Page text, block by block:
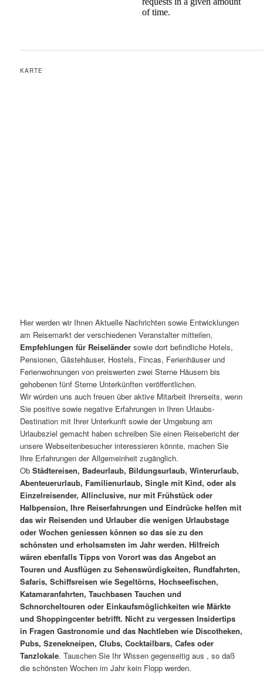
KARTE
Hier werden wir Ihnen Aktuelle Nachrichten sowie Entwicklungen
am Reisemarkt der verschiedenen Veranstalter mitteilen,
Empfehlungen für Reiseländer sowie dort befindliche Hotels,
Pensionen, Gästehäuser, Hostels, Fincas, Ferienhäuser und
Ferienwohnungen von preiswerten zwei Sterne Häusern bis
gehobenen fünf Sterne Unterkünften veröffentlichen.
Wir würden uns auch freuen über aktive Mitarbeit Ihrerseits, wenn
Sie positive sowie negative Erfahrungen in Ihren Urlaubs-
Destination mit Ihrer Unterkunft sowie der Umgebung am
Urlaubsziel gemacht haben schreiben Sie einen Reisebericht der
unsere Webseitenbesucher interessieren könnte, machen Sie
Ihre Erfahrungen der Allgemeinheit zugänglich.
ObStädtereisen, Badeurlaub, Bildungsurlaub, Winterurlaub,
Abenteuerurlaub, Familienurlaub, Single mit Kind, oder als
Einzelreisender, Allinclusive, nur mit Frühstück oder
Halbpension, Ihre Reiserfahrungen und Eindrücke helfen mit
das wir Reisenden und Urlauber die wenigen Urlaubstage
oder Wochen geniessen können so das sie zu den
schönsten und erholsamsten im Jahr werden. Hilfreich
wären ebenfalls Tipps von Vorort was das Angebot an
Touren und Ausflügen zu Sehenswürdigkeiten, Rundfahrten,
Safaris, Schiffsreisen wie Segeltörns, Hochseefischen,
Katamaranfahrten, Tauchbasen Tauchen und
Schnorcheltouren oder Einkaufsmöglichkeiten wie Märkte
und Shoppingcenter betrifft. Nicht zu vergessen Insidertips
in Fragen Gastronomie und das Nachtleben wie Discotheken,
Pubs, Szenekneipen, Clubs, Cocktailbars, Cafes oder
Tanzlokale. Tauschen Sie Ihr Wissen gegenseitig aus , so daß
die schönsten Wochen im Jahr kein Flopp werden.